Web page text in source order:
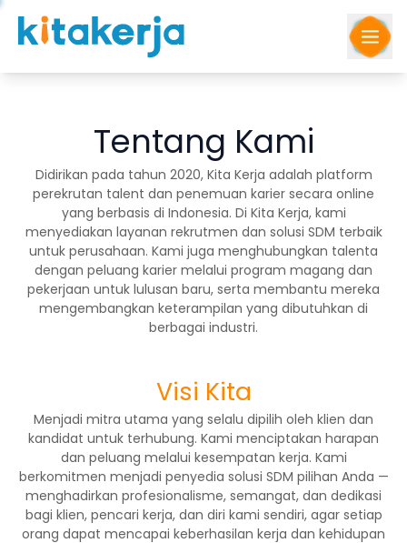
Kembali
Tentang Kami
Didirikan pada tahun 2020, Kita Kerja adalah platform
perekrutan talent dan penemuan karier secara online
yang berbasis di Indonesia. Di Kita Kerja, kami
menyediakan layanan rekrutmen dan solusi SDM terbaik
untuk perusahaan. Kami juga menghubungkan talenta
dengan peluang karier melalui program magang dan
pekerjaan untuk lulusan baru, serta membantu mereka
mengembangkan keterampilan yang dibutuhkan di
berbagai industri.
Visi Kita
Menjadi mitra utama yang selalu dipilih oleh klien dan
kandidat untuk terhubung. Kami menciptakan harapan
dan peluang melalui kesempatan kerja. Kami
berkomitmen menjadi penyedia solusi SDM pilihan Anda —
menghadirkan profesionalisme, semangat, dan dedikasi
bagi klien, pencari kerja, dan diri kami sendiri, agar setiap
orang dapat mencapai keberhasilan kerja dan kehidupan